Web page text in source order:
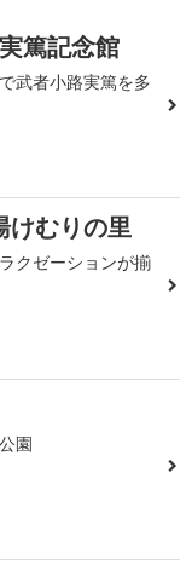
篤記念館
武者小路実篤を多
けむりの里
クゼーションが揃
園